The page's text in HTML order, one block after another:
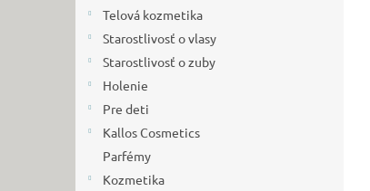
Telová kozmetika
Starostlivosť o vlasy
Starostlivosť o zuby
Holenie
Pre deti
Kallos Cosmetics
Parfémy
Kozmetika